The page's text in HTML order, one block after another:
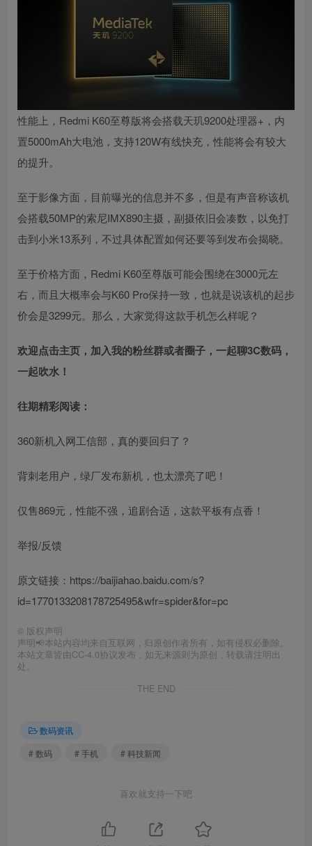
性能上，Redmi K60至尊版将会搭载天玑9200处理器+，内
置5000mAh大电池，支持120W有线快充，性能将会有较大
的提升。
至于影像方面，目前曝光的信息并不多，但是有声音称该机
会搭载50MP的索尼IMX890主摄，副摄依旧会凑数，以免打
击到小米13系列，不过具体配置如何还要等到发布会揭晓。
至于价格方面，Redmi K60至尊版可能会围绕在3000元左
右，而且大概率会与K60 Pro保持一致，也就是说该机的起步
价会是3299元。那么，大家觉得这款手机怎么样呢？
欢迎点击主页，加入我的粉丝群或者圈子，一起聊3C数码，
一起吹水！
往期精彩阅读：
360新机入网工信部，真的要回归了？
背刺老用户，绿厂发布新机，也太漂亮了吧！
仅售869元，性能不强，追剧合适，这款平板有点香！
举报/反馈
原文链接：https://baijiahao.baidu.com/s?
id=1770133208178725495&wfr=spider&for=pc
© 版权声明
声明📢本站内容均来自互联网，归原创作者所有，如有侵权必删除。
本站文章皆由CC-4.0协议发布，如无来源则为原创，转载请注明出
处。
THE END
数码资讯
# 数码
# 手机 # 科技新闻
喜欢就支持一下吧